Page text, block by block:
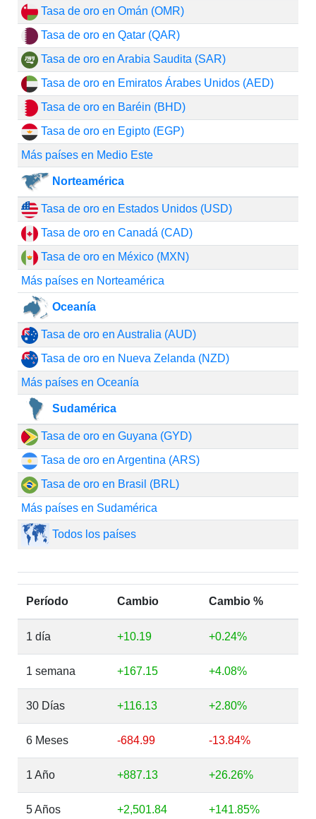
Tasa de oro en Omán (OMR)
Tasa de oro en Qatar (QAR)
Tasa de oro en Arabia Saudita (SAR)
Tasa de oro en Emiratos Árabes Unidos (AED)
Tasa de oro en Baréin (BHD)
Tasa de oro en Egipto (EGP)
Más países en Medio Este
Norteamérica
Tasa de oro en Estados Unidos (USD)
Tasa de oro en Canadá (CAD)
Tasa de oro en México (MXN)
Más países en Norteamérica
Oceanía
Tasa de oro en Australia (AUD)
Tasa de oro en Nueva Zelanda (NZD)
Más países en Oceanía
Sudamérica
Tasa de oro en Guyana (GYD)
Tasa de oro en Argentina (ARS)
Tasa de oro en Brasil (BRL)
Más países en Sudamérica
Todos los países
Período Cambio Cambio %
1 día +10.19 +0.24%
1 semana +167.15 +4.08%
30 Días +116.13 +2.80%
6 Meses -684.99 -13.84%
1 Año +887.13 +26.26%
5 Años +2,501.84 +141.85%